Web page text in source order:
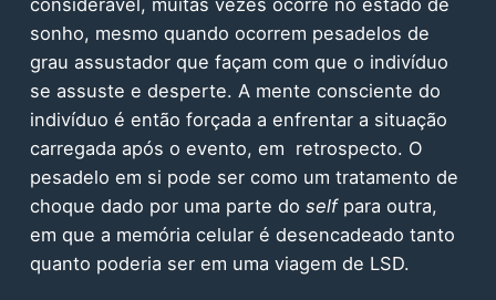
considerável, muitas vezes ocorre no estado de
sonho, mesmo quando ocorrem pesadelos de
grau assustador que façam com que o indivíduo
se assuste e desperte. A mente consciente do
indivíduo é então forçada a enfrentar a situação
carregada após o evento, em retrospecto. O
pesadelo em si pode ser como um tratamento de
choque dado por uma parte do selfpara outra,
em que a memória celular é desencadeado tanto
quanto poderia ser em uma viagem de LSD.